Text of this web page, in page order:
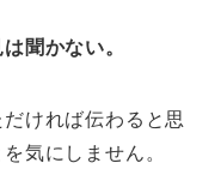
聞かない。
ければ伝わると思
気にしません。